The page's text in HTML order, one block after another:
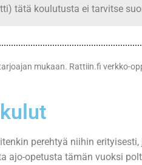
tätä koulutusta ei tarvitse
mukaan. Rattiin.fi verkko-
perehtyä niihin
ajo-opetusta tämän vuoksi